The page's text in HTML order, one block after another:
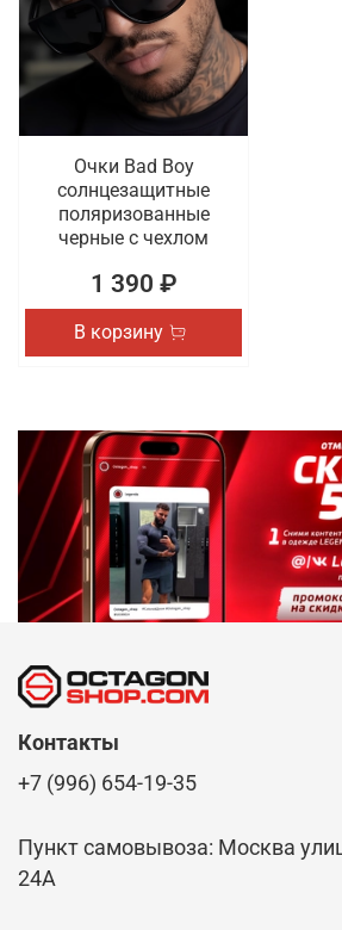
Очки Bad Boy
солнцезащитные
поляризованные
черные с чехлом
1 390 ₽
В корзину
Контакты
+7 (996) 654-19-35
Пункт самовывоза: Москва
24А